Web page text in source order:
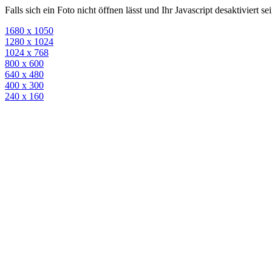
Falls sich ein Foto nicht öffnen lässt und Ihr Javascript desaktiviert
1680 x 1050
1280 x 1024
1024 x 768
800 x 600
640 x 480
400 x 300
240 x 160